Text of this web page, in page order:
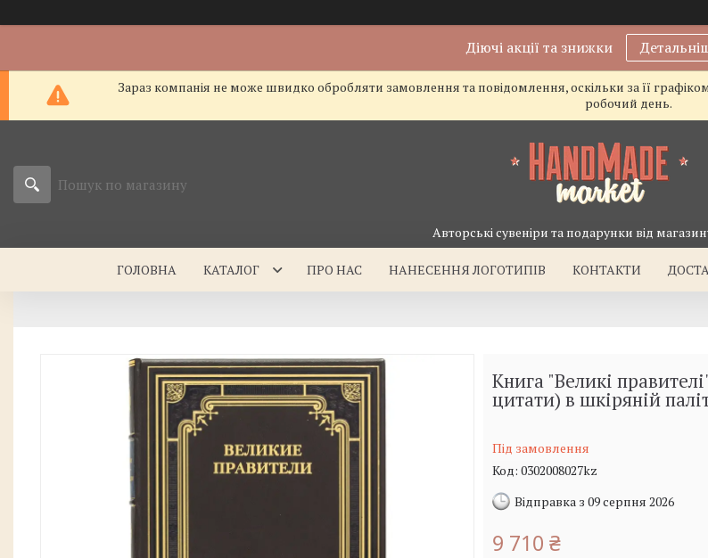
Діючі акції та знижки
Зараз компанія не може швидко обробляти замовлення та повідомлення, оскільки за її
робочий день.
Авторські сувеніри та подарунки від
ГОЛОВНА КАТАЛОГ ПРО НАС НАНЕСЕННЯ ЛОГОТИПІВ КОНТАКТИ
Книга "Великі
цитати) в шкіряній
Під замовлення
Код: 0302008027kz
Відправка з 09 серпня 2026
9 710 ₴